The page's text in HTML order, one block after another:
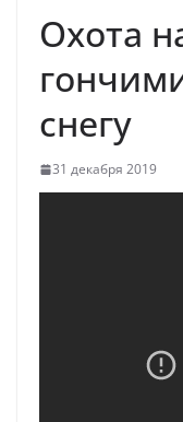
Охота
снегу
31 декабря 2019